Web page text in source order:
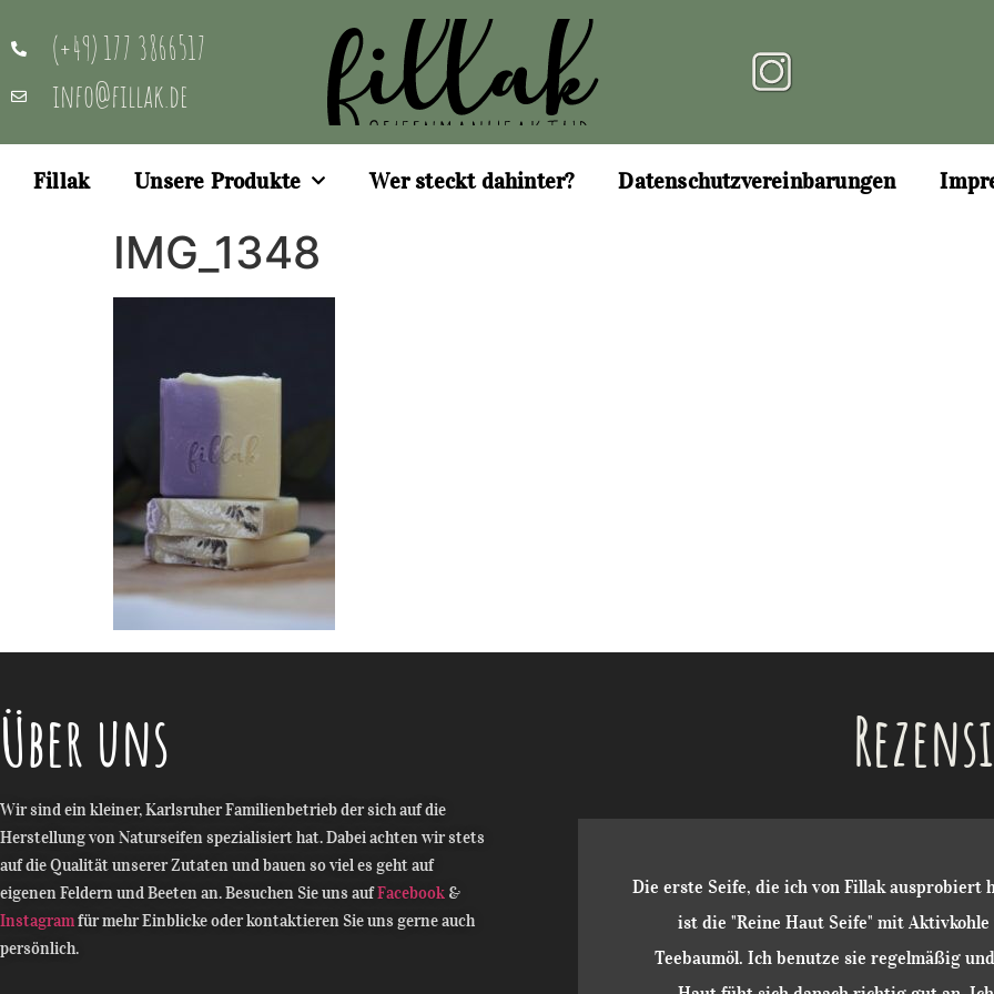
(+49) 177 3866517
info@fillak.de
Fillak Unsere Produkte Wer steckt dahinter? Datenschutzvereinbarungen
IMG_1348
Über uns
Wir sind ein kleiner, Karlsruher Familienbetrieb der sich auf die
Herstellung von Naturseifen spezialisiert hat. Dabei achten wir stets
auf die Qualität unserer Zutaten und bauen so viel es geht auf
eigenen Feldern und Beeten an. Besuchen Sie uns aufFacebook &
Instagramfür mehr Einblicke oder kontaktieren Sie uns gerne auch
persönlich.
Die Seifen sind das Highlight in meinem Bad!
Die erste Seife, die ich von Fillak ausprobiert
ist die "Reine Haut Seife" mit Aktivkohle
Teebaumöl. Ich benutze sie regelmäßig